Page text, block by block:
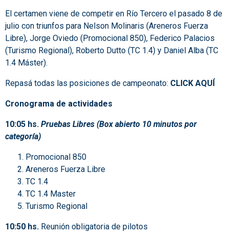
El certamen viene de competir en Río Tercero el pasado 8 de
julio con triunfos para Nelson Molinaris (Areneros Fuerza
Libre), Jorge Oviedo (Promocional 850), Federico Palacios
(Turismo Regional), Roberto Dutto (TC 1.4) y Daniel Alba (TC
1.4 Máster).
Repasá todas las posiciones de campeonato: CLICK AQUÍ
Cronograma de actividades
10:05 hs. Pruebas Libres (Box abierto 10 minutos por
categoría)
Promocional 850
Areneros Fuerza Libre
TC 1.4
TC 1.4 Master
Turismo Regional
10:50 hs. Reunión obligatoria de pilotos